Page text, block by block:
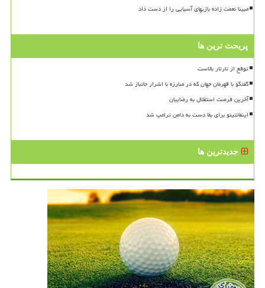
مبینا نعمت زاده بازیهای آسیایی را از دست داد
پربحث ترین ها
توقع از تارتار بالاست
گفتگو با قهرمان جهان که در مبارزه با اشرار جانباز شد
آخرین فرصت استقلال به رضاییان
اینفانتینو برای بقا دست به دامن ترامپ شد
جدیدترین ها